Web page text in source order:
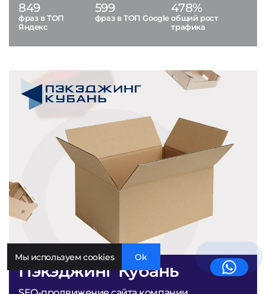
Пэкэджинг Кубань
849
фраз в ТОП
Яндекс
599
фраз в ТОП Google
478%
общий рост
трафика
Мы используем cookies Ok